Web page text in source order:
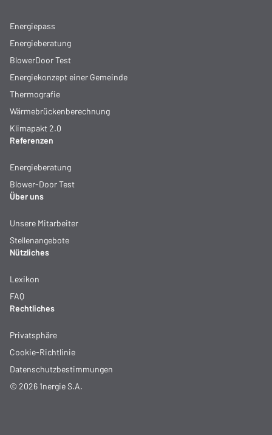
Energiepass
Energieberatung
BlowerDoor Test
Energiekonzept einer Gemeinde
Thermografie
Wärmebrückenberechnung
Klimapakt 2.0
Referenzen
Energieberatung
Blower-Door Test
Über uns
Unsere Mitarbeiter
Stellenangebote
Nützliches
Lexikon
FAQ
Rechtliches
Privatsphäre
Cookie-Richtlinie
Datenschutzbestimmungen
© 2026 1nergie S.A.